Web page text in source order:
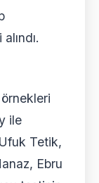
ile
Tetik,
Ebru